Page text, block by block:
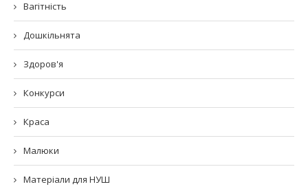
Вагітність
Дошкільнята
Здоров'я
Конкурси
Краса
Малюки
Матеріали для НУШ